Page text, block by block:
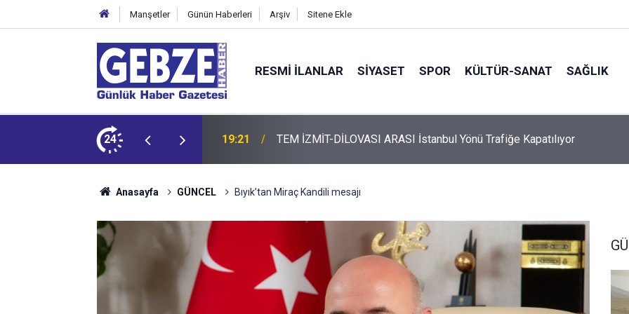
Manşetler Günün Haberleri Arşiv Sitene Ekle
RESMI İLANLAR SİYASET SPOR KÜLTÜR-SANAT SAĞLIK
24
DİLOVASI ARASI İstanbul Yönü Trafiğe Kapatılıyor 19:20 GTO'dan Üyelerine Ticari Fırsat
Anasayfa GÜNCEL Bıyık’tan Miraç Kandili mesajı